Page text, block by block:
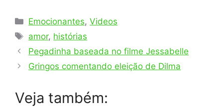
Categorias
Emocionantes,Videos
Tags
amor, histórias
Pegadinha baseada no filme Jessabelle
Gringos comentando eleição de Dilma
Veja também: